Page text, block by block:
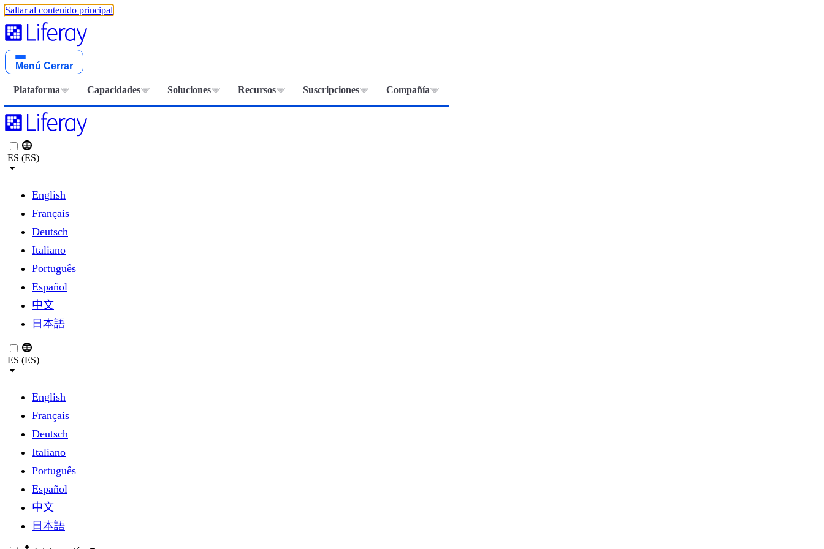
Saltar al contenido principal
Menú Cerrar
Plataforma Capacidades Soluciones Recursos Suscripciones Compañía
ES (ES)
English
Français
Deutsch
Italiano
Português
Español
中文
日本語
ES (ES)
English
Français
Deutsch
Italiano
Português
Español
中文
日本語